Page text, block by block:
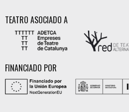
TEATRO ASOCIADO A
FINANCIADO POR